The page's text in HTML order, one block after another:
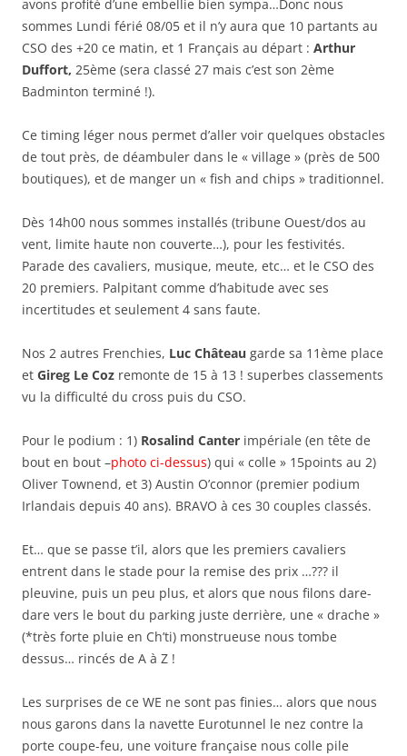
avons profité d’une embellie bien sympa…Donc nous
sommes Lundi férié 08/05 et il n’y aura que 10 partants au
CSO des +20 ce matin, et 1 Français au départ : Arthur
Duffort, 25ème (sera classé 27 mais c’est son 2ème
Badminton terminé !).
Ce timing léger nous permet d’aller voir quelques obstacles
de tout près, de déambuler dans le « village » (près de 500
boutiques), et de manger un « fish and chips » traditionnel.
Dès 14h00 nous sommes installés (tribune Ouest/dos au
vent, limite haute non couverte…), pour les festivités.
Parade des cavaliers, musique, meute, etc… et le CSO des
20 premiers. Palpitant comme d’habitude avec ses
incertitudes et seulement 4 sans faute.
Nos 2 autres Frenchies, Luc Château garde sa 11ème place
et Gireg Le Coz remonte de 15 à 13 ! superbes classements
vu la difficulté du cross puis du CSO.
Pour le podium : 1) Rosalind Canter impériale (en tête de
bout en bout –photo ci-dessus) qui « colle » 15points au 2)
Oliver Townend, et 3) Austin O’connor (premier podium
Irlandais depuis 40 ans). BRAVO à ces 30 couples classés.
Et… que se passe t’il, alors que les premiers cavaliers
entrent dans le stade pour la remise des prix …??? il
pleuvine, puis un peu plus, et alors que nous filons dare-
dare vers le bout du parking juste derrière, une « drache »
(*très forte pluie en Ch’ti) monstrueuse nous tombe
dessus… rincés de A à Z !
Les surprises de ce WE ne sont pas finies… alors que nous
nous garons dans la navette Eurotunnel le nez contre la
porte coupe-feu, une voiture française nous colle pile